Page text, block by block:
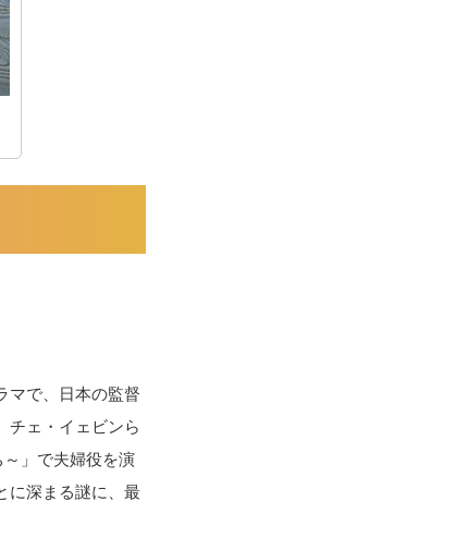
マで、日本の監督
チェ・イェビンら
」で夫婦役を演
に深まる謎に、最